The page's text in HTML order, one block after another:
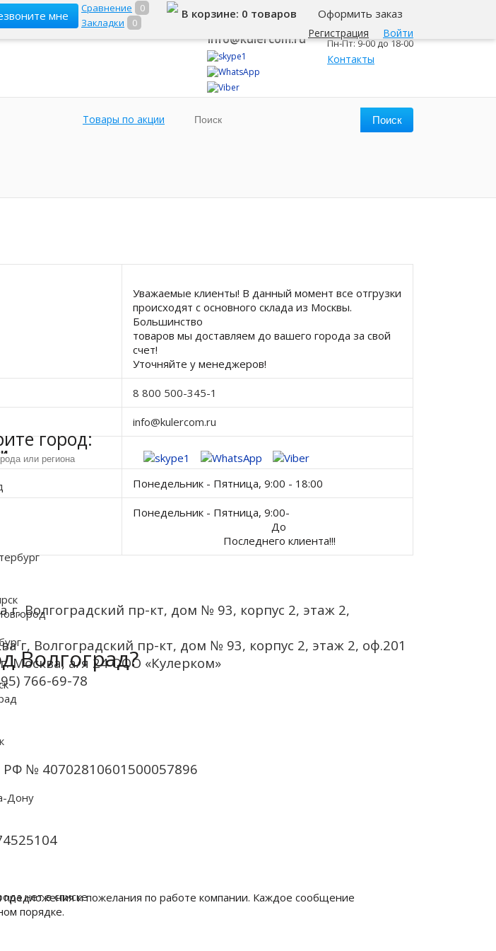
мне
Сравнение
0
Закладки
0
Регистрация Войти
В корзине: 0 товаров Оформить заказ
8 800 500-345-1
info@kulercom.ru
Новосибирск
Пн-Пт: 9-00 до 18-00
Контакты
Товары по акции
Уважаемые клиенты! В данный момент все отгрузки
происходят с основного склада из Москвы.
Большинство
товаров мы доставляем до вашего города за свой
счет!
Уточняйте у менеджеров!
8 800 500-345-1
info@kulercom.ru
Понедельник - Пятница, 9:00 - 18:00
Понедельник - Пятница, 9:00-
До
Последнего клиента!!!
г, Волгоградский пр-кт, дом № 93, корпус 2, этаж 2,
г, Волгоградский пр-кт, дом № 93, корпус 2, этаж 2, оф.201
Москва, а/я 24 ООО «Кулерком»
766-69-78
№ 40702810601500057896
и пожелания по работе компании. Каждое сообщение
порядке.
Волгоград?
город:
Дону
нет в списке